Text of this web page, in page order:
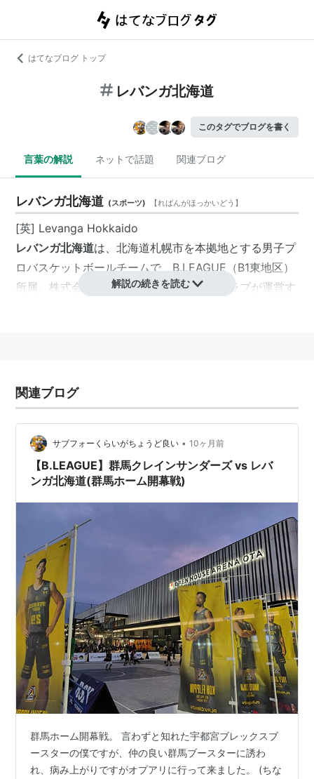
はてなブログ トップ
レバンガ北海道
このタグでブログを書く
言葉の解説 ネットで話題 関連ブログ
レバンガ北海道 (スポーツ) 【ればんがほっかいどう 】
[英] Levanga Hokkaido
レバンガ北海道は、北海道札幌市を本拠地とする男子プ
ロバスケットボールチームで、B.LEAGUE（B1東地区）
所属。株式会社
北海道バスケットボールクラブが運営す
続けるという誓いが込められている。
ホームアリーナは北海きたえーる。
沿革
2007年10月に「レラカムイ北海道」として発足。「レ
ラカムイ」は、北海道先住民の言葉で「風の神」と言う
意味で、公募によって決定された。2007-08シーズンよ
り日本バスケットボールリーグ（JBL）に参戦。
2010年、運営会社のファンタジア・エンタテインメン
トの経営が悪化し、虚偽の決算報告を行っていた事実が
発覚。2012年1月、運営会社がJBLから除名処分を受
け、チーム運営はリーグ興行権を持つ日本バスケットボ
ールオペレーションズ（JBO）が一時引き継いだ。
2011年7月、チーム運営法人となる一般社団法人北海道
総合スポーツクラブが設立され、8月には新チーム名
「レバンガ北海道」に改称することが発表された。
2013年5月、チーム運営（興行権）を一般社団法人北海
ールクラブへ譲渡。
2013-2014シーズン、 ナショナル・バスケットボール・
解説の続きを読む
関連ブログ
サブフォーくらいがちょうど良い • 10ヶ月前
【B.LEAGUE】群馬クレインサンダーズ vs レバ
ンガ北海道(群馬ホーム開幕戦)
群馬ホーム開幕戦。 言わずと知れた宇都宮ブレックスブ
ースターの僕ですが、仲の良い群馬ブースターに誘わ
れ、病み上がりですがオプアリに行って来ました。 (ちな